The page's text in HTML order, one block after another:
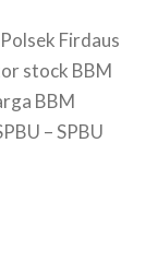
Firdaus
stock BBM
BBM
– SPBU